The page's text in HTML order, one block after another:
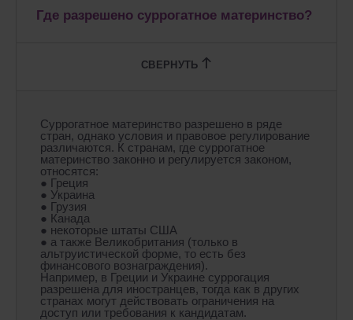
Где разрешено суррогатное материнство?
Суррогатное материнство разрешено в ряде
стран, однако условия и правовое регулирование
различаются. К странам, где суррогатное
материнство законно и регулируется законом,
относятся:
● Греция
● Украина
● Грузия
● Канада
● некоторые штаты США
● а также Великобритания (только в
альтруистической форме, то есть без
финансового вознаграждения).
Например, в Греции и Украине суррогация
разрешена для иностранцев, тогда как в других
странах могут действовать ограничения на
доступ или требования к кандидатам.